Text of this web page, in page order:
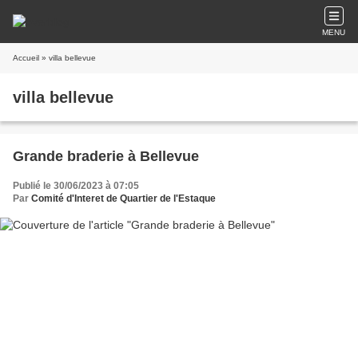
MENU
Accueil » villa bellevue
villa bellevue
Grande braderie à Bellevue
Publié le 30/06/2023 à 07:05
Par Comité d'Interet de Quartier de l'Estaque